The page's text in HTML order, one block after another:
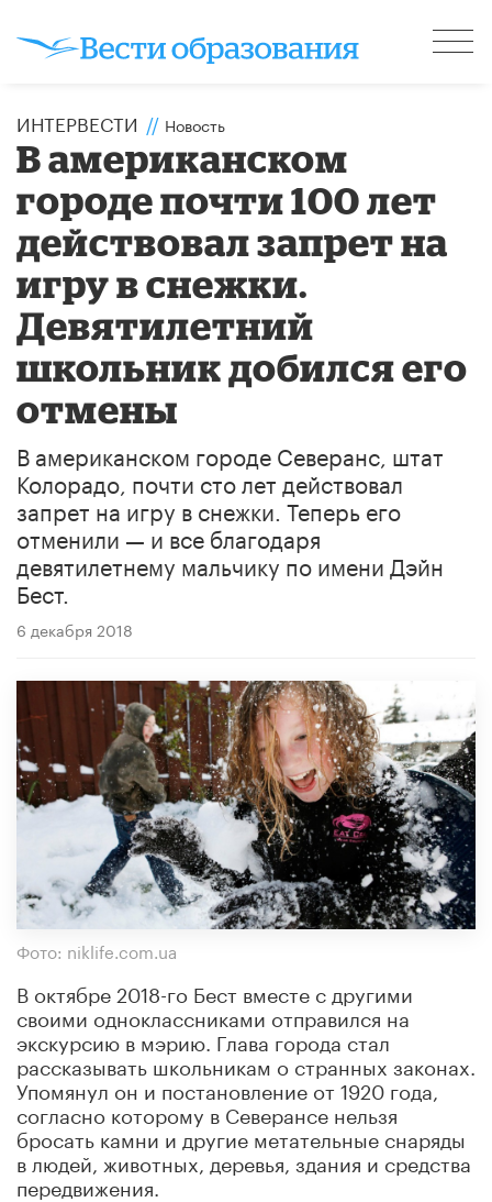
ИНТЕРВЕСТИ // Новость
В американском
городе почти 100 лет
действовал запрет на
игру в снежки.
Девятилетний
школьник добился его
отмены
В американском городе Северанс, штат
Колорадо, почти сто лет действовал
запрет на игру в снежки. Теперь его
отменили — и все благодаря
девятилетнему мальчику по имени Дэйн
Бест.
6 декабря 2018
Фото: niklife.com.ua
В октябре 2018-го Бест вместе с другими
своими одноклассниками отправился на
экскурсию в мэрию. Глава города стал
рассказывать школьникам о странных законах.
Упомянул он и постановление от 1920 года,
согласно которому в Северансе нельзя
бросать камни и другие метательные снаряды
в людей, животных, деревья, здания и средства
передвижения.